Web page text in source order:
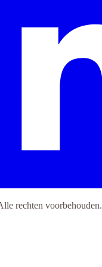
rechten voorbehouden.